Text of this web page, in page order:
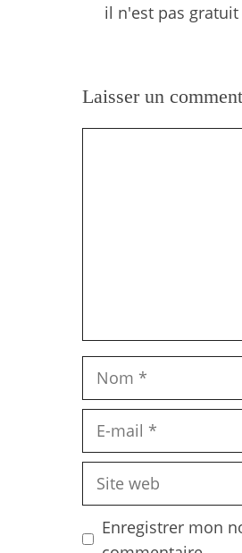
il n'est pas
Laisser un
Nom
Site
Enregistrer mon